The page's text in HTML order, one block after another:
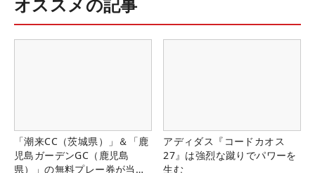
「潮来CC（茨城県）」＆「鹿
児島ガーデンGC（鹿児島
県）」の無料プレー券が当た
アディダス『コードカオス
27』は強烈な蹴りでパワーを
生む